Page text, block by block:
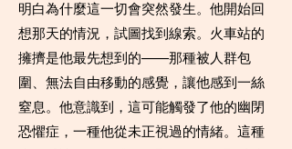
明白為什麼這一切會突然發生。他開始回
想那天的情況，試圖找到線索。火車站的
擁擠是他最先想到的——那種被人群包
圍、無法自由移動的感覺，讓他感到一絲
窒息。他意識到，這可能觸發了他的幽閉
恐懼症，一種他從未正視過的情緒。這種